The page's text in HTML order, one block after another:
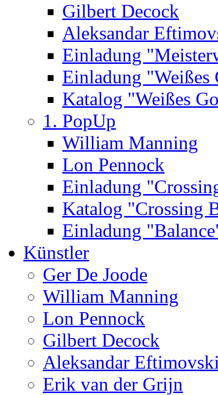
Gilbert Decock
Aleksandar
Einladung
Einladung "Weißes
Katalog "Weißes
1. PopUp
William Manning
Lon Pennock
Einladung
Katalog "Crossing
Einladung
Künstler
Ger De Joode
William Manning
Lon Pennock
Gilbert Decock
Aleksandar
Erik van der Grijn